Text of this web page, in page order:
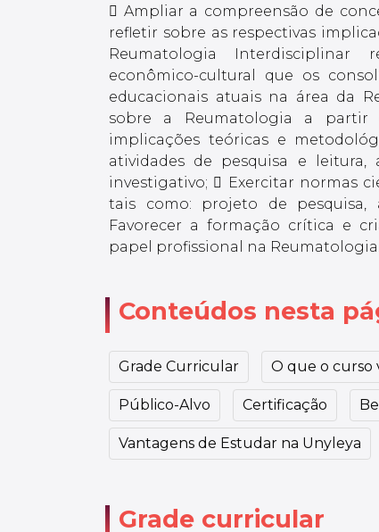
 Ampliar a compreensão de
refletir sobre as respectivas
Reumatologia Interdisciplinar
econômico-cultural que os
educacionais atuais na área da
sobre a Reumatologia a partir
implicações teóricas e
atividades de pesquisa e
investigativo;  Exercitar normas
tais como: projeto de pesquisa,
Favorecer a formação crítica e
papel profissional na Reumatologia.
Conteúdos nesta
Grade Curricular O que o curso
Público-Alvo Certificação
Vantagens de Estudar na Unyleya
Grade curricular